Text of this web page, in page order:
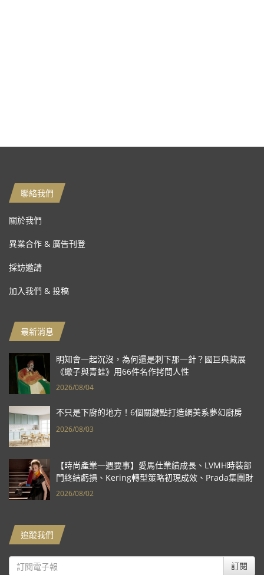
聯絡我們
關於我們
異業合作 & 廣告刊登
採訪邀請
加入我們 & 投稿
最新消息
明知會一起沉沒，為何還是刺下那一針？國巨典藏展
《蠍子與青蛙》用66件名作拷問人性
2026/08/04
不只是下廚的地方！6個關鍵點打造網美系夢幻廚房
2026/08/03
【時尚產業一週要事】愛馬仕業績成長、LVMH時裝部
門終結虧損、Kering轉型策略初現成效、Prada集團財
報亮眼
2026/08/02
追蹤我們
訂閱